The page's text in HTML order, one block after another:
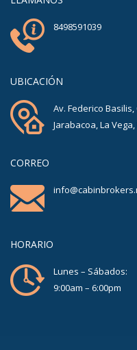
8498591039
UBICACIÓN
Av. Federico
Jarabacoa, La
CORREO
HORARIO
Lunes – Sábados:
9:00am – 6:00pm